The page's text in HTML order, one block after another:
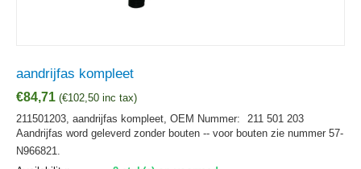
aandrijfas kompleet
€84,71 (€102,50 inc tax)
211501203, aandrijfas kompleet, OEM Nummer:
211 501 203
Aandrijfas word geleverd zonder bouten -- voor bouten zie nummer 57-
N966821.